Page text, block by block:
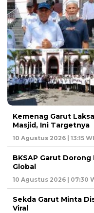
Kemenag Garut
Masjid, Ini Targetnya
10 Agustus 2026 | 13:15
BKSAP Garut
Global
10 Agustus 2026 | 07:30
Sekda Garut Minta
Viral